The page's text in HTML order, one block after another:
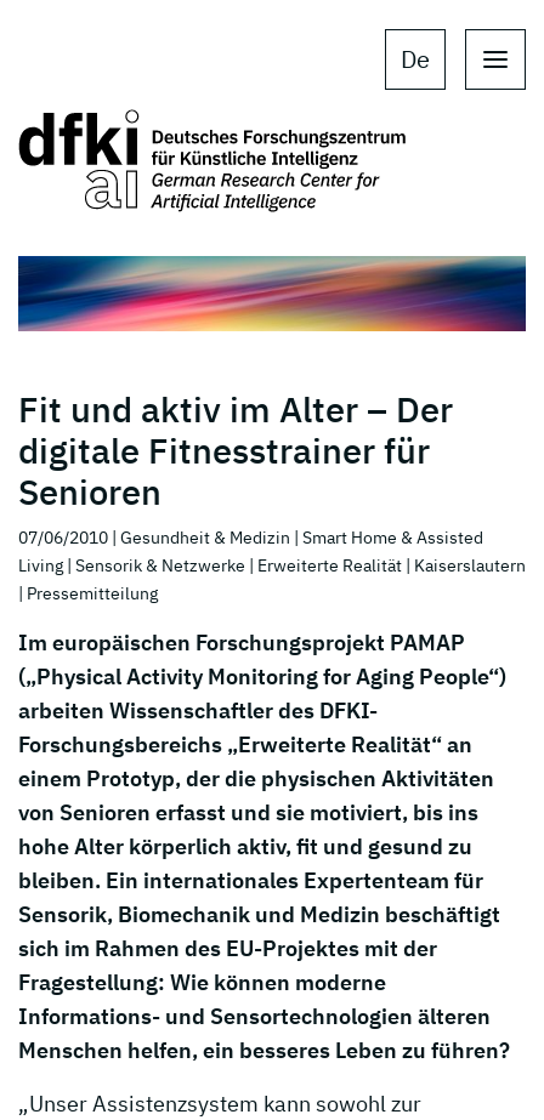
De
Fit und aktiv im Alter – Der
digitale Fitnesstrainer für
Senioren
07/06/2010 | Gesundheit & Medizin | Smart Home & Assisted
Living | Sensorik & Netzwerke | Erweiterte Realität | Kaiserslautern
| Pressemitteilung
Im europäischen Forschungsprojekt PAMAP
(„Physical Activity Monitoring for Aging People“)
arbeiten Wissenschaftler des DFKI-
Forschungsbereichs „Erweiterte Realität“ an
einem Prototyp, der die physischen Aktivitäten
von Senioren erfasst und sie motiviert, bis ins
hohe Alter körperlich aktiv, fit und gesund zu
bleiben. Ein internationales Expertenteam für
Sensorik, Biomechanik und Medizin beschäftigt
sich im Rahmen des EU-Projektes mit der
Fragestellung: Wie können moderne
Informations- und Sensortechnologien älteren
Menschen helfen, ein besseres Leben zu führen?
„Unser Assistenzsystem kann sowohl zur